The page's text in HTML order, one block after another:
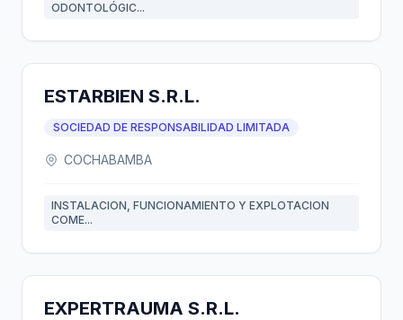
ODONTOLÓGIC...
ESTARBIEN S.R.L.
SOCIEDAD DE RESPONSABILIDAD LIMITADA
COCHABAMBA
INSTALACION, FUNCIONAMIENTO Y EXPLOTACION
COME...
EXPERTRAUMA S.R.L.